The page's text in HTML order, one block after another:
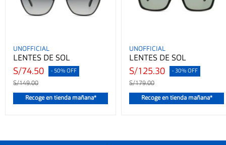
UNOFFICIAL
LENTES DE SOL
S/74.50 - 50% OFF
S/149.00
Recoge en tienda mañana*
UNOFFICIAL
LENTES DE SOL
S/125.30 - 30% OFF
S/179.00
Recoge en tienda mañana*